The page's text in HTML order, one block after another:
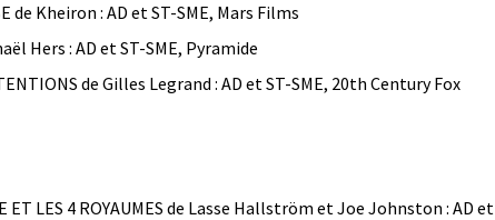
de Kheiron : AD et ST-SME, Mars Films
Hers : AD et ST-SME, Pyramide
de Gilles Legrand : AD et ST-SME, 20th Century Fox
ET LES 4 ROYAUMES de Lasse Hallström et Joe Johnston : AD et